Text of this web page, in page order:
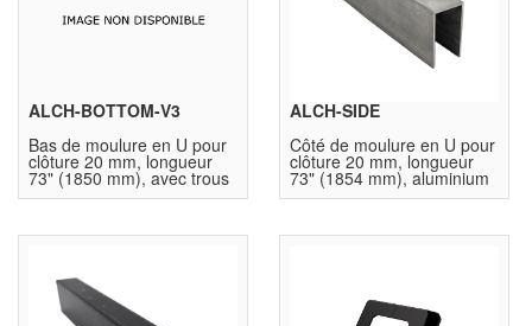
ALCH-BOTTOM-V3
Bas de moulure en U pour
clôture 20 mm, longueur
73" (1850 mm), avec trous
de drainage, aluminium
ALCH-SIDE
Côté de moulure en U pour
clôture 20 mm, longueur
73" (1854 mm), aluminium
6063-T6, base fermée,